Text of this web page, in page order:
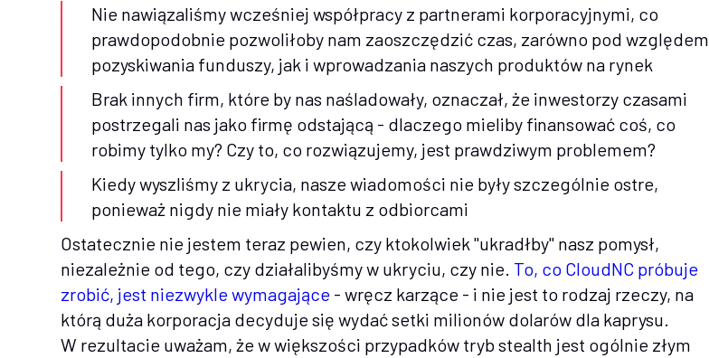
Nie nawiązaliśmy wcześniej współpracy z partnerami korporacyjnymi, co
prawdopodobnie pozwoliłoby nam zaoszczędzić czas, zarówno pod względem
pozyskiwania funduszy, jak i wprowadzania naszych produktów na rynek
Brak innych firm, które by nas naśladowały, oznaczał, że inwestorzy czasami
postrzegali nas jako firmę odstającą - dlaczego mieliby finansować coś, co
robimy tylko my? Czy to, co rozwiązujemy, jest prawdziwym problemem?
Kiedy wyszliśmy z ukrycia, nasze wiadomości nie były szczególnie ostre,
ponieważ nigdy nie miały kontaktu z odbiorcami
Ostatecznie nie jestem teraz pewien, czy ktokolwiek "ukradłby" nasz pomysł,
niezależnie od tego, czy działalibyśmy w ukryciu, czy nie. To, co CloudNC próbuje
zrobić, jest niezwykle wymagające - wręcz karzące - i nie jest to rodzaj rzeczy, na
którą duża korporacja decyduje się wydać setki milionów dolarów dla kaprysu.
W rezultacie uważam, że w większości przypadków tryb stealth jest ogólnie złym